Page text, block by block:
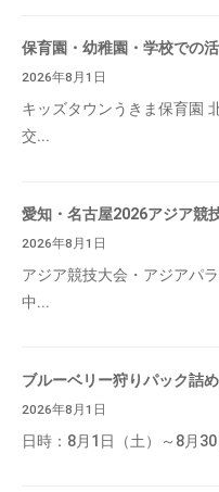
保育園・幼稚園・学校での
2026年8月1日
キッズタウンうきま保育園
交...
愛知・名古屋2026アジア競
2026年8月1日
アジア競技大会・アジアパ
中...
ブルーベリー狩りパック詰
2026年8月1日
日時：8月1日（土）～8月